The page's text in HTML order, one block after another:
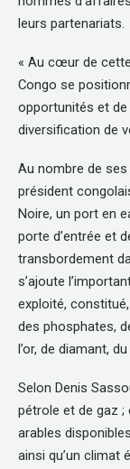
leurs partenariats.
« Au cœur de
Congo se
opportunités et
diversification de
Au nombre de
président
Noire, un port en
porte d’entrée et
transbordement
s’ajoute
exploité,
des phosphates,
l’or, de diamant,
Selon Denis
pétrole et de gaz ;
arables
ainsi qu’un climat